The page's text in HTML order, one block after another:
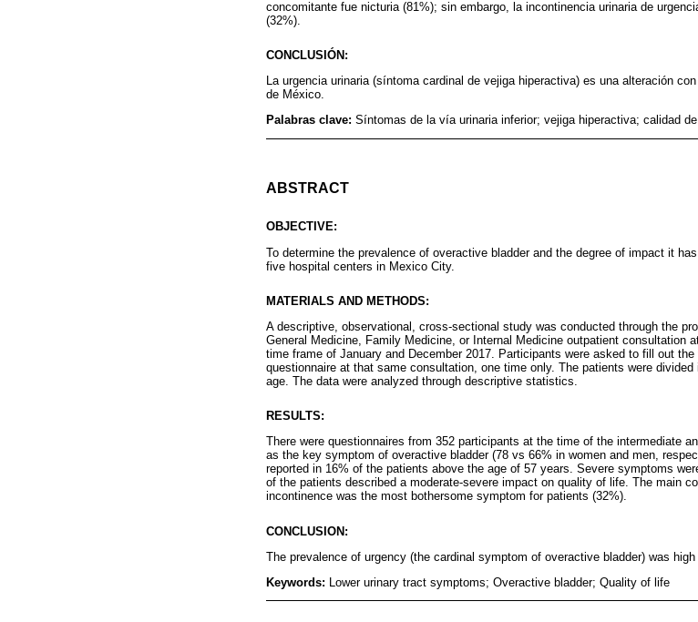
concomitante fue nicturia (81%); sin embargo, la incontinencia urinaria de
(32%).
CONCLUSIÓN:
La urgencia urinaria (síntoma cardinal de vejiga hiperactiva) es una alteración
de México.
Palabras clave: Síntomas de la vía urinaria inferior; vejiga hiperactiva; calidad
ABSTRACT
OBJECTIVE:
To determine the prevalence of overactive bladder and the degree of impact it
five hospital centers in Mexico City.
MATERIALS AND METHODS:
A descriptive, observational, cross-sectional study was conducted through the
General Medicine, Family Medicine, or Internal Medicine outpatient consultation
time frame of January and December 2017. Participants were asked to fill out
questionnaire at that same consultation, one time only. The patients were
age. The data were analyzed through descriptive statistics.
RESULTS:
There were questionnaires from 352 participants at the time of the intermediate
as the key symptom of overactive bladder (78 vs 66% in women and men,
reported in 16% of the patients above the age of 57 years. Severe symptoms
of the patients described a moderate-severe impact on quality of life. The main
incontinence was the most bothersome symptom for patients (32%).
CONCLUSION:
The prevalence of urgency (the cardinal symptom of overactive bladder) was
Keywords: Lower urinary tract symptoms; Overactive bladder; Quality of life